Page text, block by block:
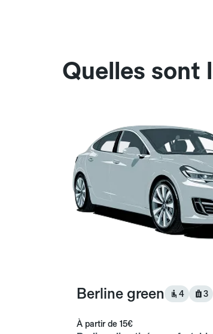
Quelles sont
Berline green 4 3
À partir de 15€